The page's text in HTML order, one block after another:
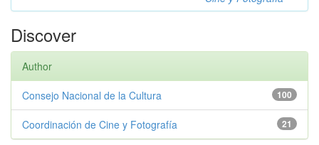
Discover
Author
100
Consejo Nacional de la Cultura
21
Coordinación de Cine y Fotografía